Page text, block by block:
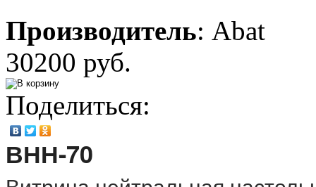
Производитель: Abat
30200 руб.
Поделиться:
ВНН-70